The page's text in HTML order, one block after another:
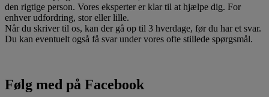
den rigtige person. Vores eksperter er klar til at hjælpe dig. For
enhver udfordring, stor eller lille.
Når du skriver til os, kan der gå op til 3 hverdage, før du har et svar.
Du kan eventuelt også få svar under vores ofte stillede spørgsmål.
Følg med på Facebook